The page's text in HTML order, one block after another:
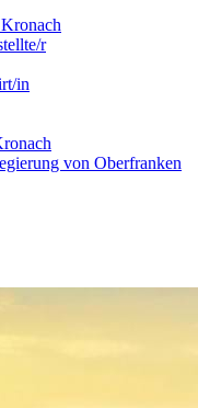
r
in
von Oberfranken